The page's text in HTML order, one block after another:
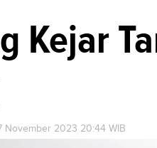
Kejar
November 2023 20:44 WIB